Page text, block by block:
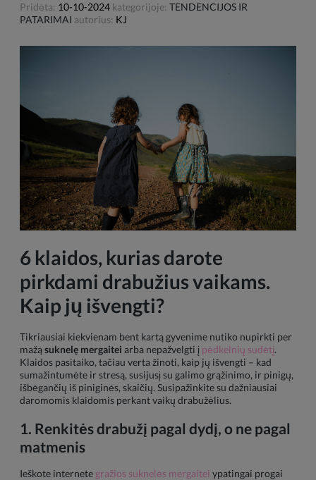
Pridėta: 10-10-2024 kategorijoje: TENDENCIJOS IR
PATARIMAI autorius: KJ
6 klaidos, kurias darote
pirkdami drabužius vaikams.
Kaip jų išvengti?
Tikriausiai kiekvienam bent kartą gyvenime nutiko nupirkti per
mažąsuknelę mergaitei arba nepažvelgti į pėdkelnių sudėtį.
Klaidos pasitaiko, tačiau verta žinoti, kaip jų išvengti – kad
sumažintumėte ir stresą, susijusį su galimo grąžinimo, ir pinigų,
išbėgančių iš piniginės, skaičių. Susipažinkite su dažniausiai
daromomis klaidomis perkant vaikų drabužėlius.
1. Renkitės drabužį pagal dydį, o ne pagal
matmenis
Ieškote internete gražios suknelės mergaitei ypatingai progai